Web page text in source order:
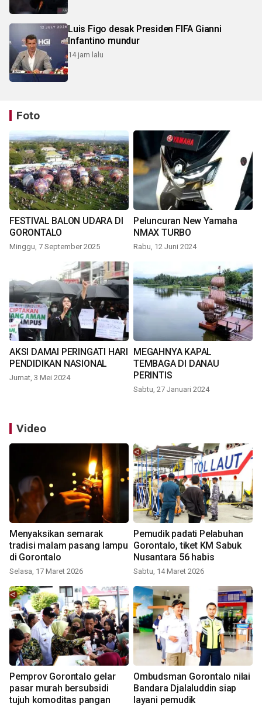
Luis Figo desak Presiden FIFA Gianni
Infantino mundur
14 jam lalu
Foto
FESTIVAL BALON UDARA DI
GORONTALO
Minggu, 7 September 2025
Peluncuran New Yamaha
NMAX TURBO
Rabu, 12 Juni 2024
AKSI DAMAI PERINGATI HARI
PENDIDIKAN NASIONAL
Jumat, 3 Mei 2024
MEGAHNYA KAPAL
TEMBAGA DI DANAU
PERINTIS
Sabtu, 27 Januari 2024
Video
Menyaksikan semarak
tradisi malam pasang lampu
di Gorontalo
Selasa, 17 Maret 2026
Pemudik padati Pelabuhan
Gorontalo, tiket KM Sabuk
Nusantara 56 habis
Sabtu, 14 Maret 2026
Pemprov Gorontalo gelar
pasar murah bersubsidi
tujuh komoditas pangan
Ombudsman Gorontalo nilai
Bandara Djalaluddin siap
layani pemudik